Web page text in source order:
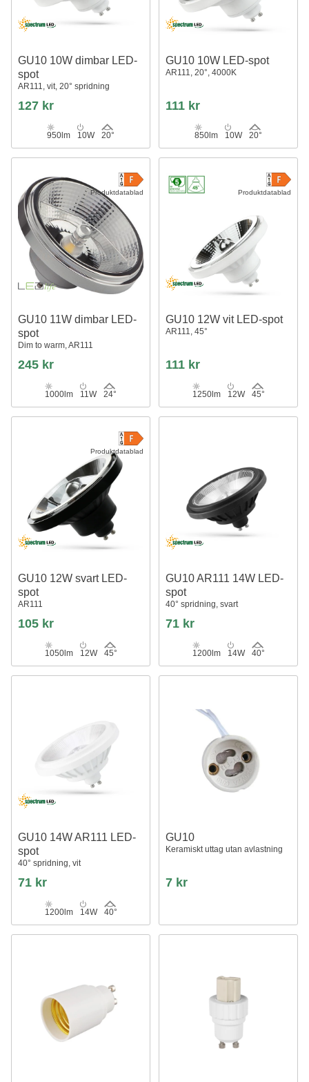
GU10 10W dimbar LED-
spot
AR111, vit, 20° spridning
127 kr
950lm 10W 20°
GU10 10W LED-spot
AR111, 20°, 4000K
111 kr
850lm 10W 20°
Produktdatablad
GU10 11W dimbar LED-
spot
Dim to warm, AR111
245 kr
1000lm 11W 24°
Produktdatablad
GU10 12W vit LED-spot
AR111, 45°
111 kr
1250lm 12W 45°
Produktdatablad
GU10 12W svart LED-
spot
AR111
105 kr
1050lm 12W 45°
GU10 AR111 14W LED-
spot
40° spridning, svart
71 kr
1200lm 14W 40°
GU10 14W AR111 LED-
spot
40° spridning, vit
71 kr
1200lm 14W 40°
GU10
Keramiskt uttag utan avlastning
7 kr